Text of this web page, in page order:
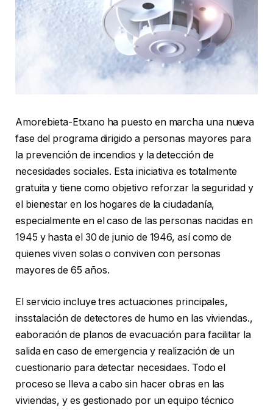
Amorebieta-Etxano ha puesto en marcha una nueva
fase del programa dirigido a personas mayores para
la prevención de incendios y la detección de
necesidades sociales. Esta iniciativa es totalmente
gratuita y tiene como objetivo reforzar la seguridad y
el bienestar en los hogares de la ciudadanía,
especialmente en el caso de las personas nacidas en
1945 y hasta el 30 de junio de 1946, así como de
quienes viven solas o conviven con personas
mayores de 65 años.
El servicio incluye tres actuaciones principales,
insstalación de detectores de humo en las viviendas.,
eaboración de planos de evacuación para facilitar la
salida en caso de emergencia y realización de un
cuestionario para detectar necesidaes. Todo el
proceso se lleva a cabo sin hacer obras en las
viviendas, y es gestionado por un equipo técnico